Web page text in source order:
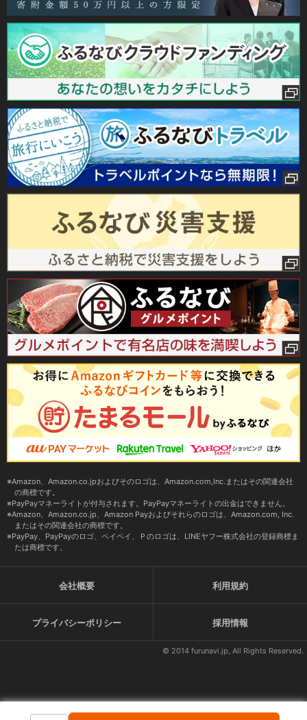
Amazon、Amazon.co.jpおよびそのロゴは、Amazon.com,Inc.またはその関連会社
の商標です。
PayPayマネーライトが付与されます。PayPayマネーライトの出金はできません。
Amazon、Amazon.co.jp、Amazon Payおよびそれらのロゴは、Amazon.com, Inc.
またはその関連会社の商標です。
PayPay、PayPayのロゴ、ペイペイ、Ｐのロゴは、LINEヤフー株式会社の登録商標ま
たは商標です。
会社概要 利用規約
プライバシーポリシー 採用情報
© 2014 furunavi.jp, All Rights Reserved.